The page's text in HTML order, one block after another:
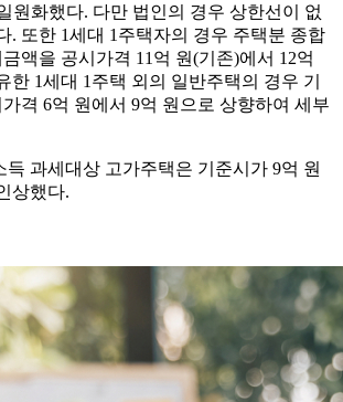
원화했다. 다만 법인의 경우 상한선이 없
. 또한 1세대 1주택자의 경우 주택분 종합
액을 공시가격 11억 원(기존)에서 12억
한 1세대 1주택 외의 일반주택의 경우 기
격 6억 원에서 9억 원으로 상향하여 세부
득 과세대상 고가주택은 기준시가 9억 원
상했다.